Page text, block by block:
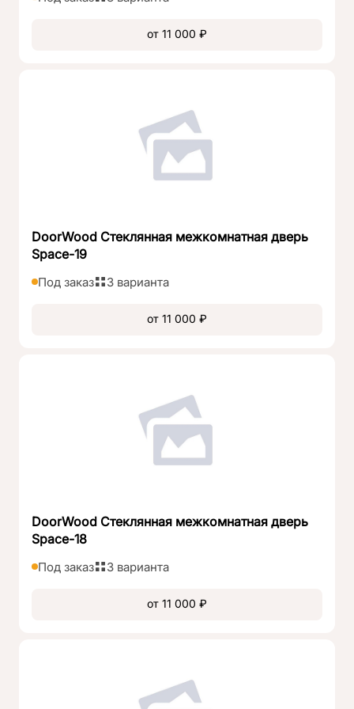
от 11 000 ₽
DoorWood Стеклянная межкомнатная дверь
Space-19
Под заказ 3 варианта
от 11 000 ₽
DoorWood Стеклянная межкомнатная дверь
Space-18
Под заказ 3 варианта
от 11 000 ₽